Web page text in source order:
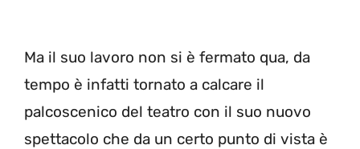
Ma il suo lavoro non si è fermato qua, da
tempo è infatti tornato a calcare il
palcoscenico del teatro con il suo nuovo
spettacolo che da un certo punto di vista è